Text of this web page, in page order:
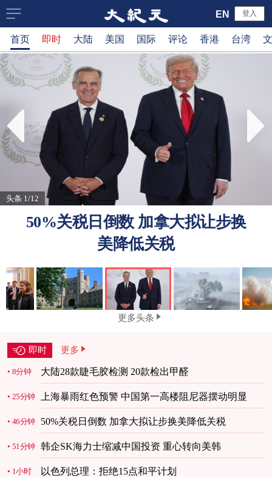
大
纪
元
新
闻
网
登入
EN
首页 即时 大陆 美国 国际 评论 香港 台湾
头条 1/12
50%关税日倒数 加拿大拟让步换
美降低关税
更多头条
即时 更多
8分钟 大陆28款睫毛胶检测 20款检出甲醛
25分钟 上海暴雨红色预警 中国第一高楼阻尼器摆动明显
46分钟 50%关税日倒数 加拿大拟让步换美降低关税
51分钟 韩企SK海力士缩减中国投资 重心转向美韩
1小时 以色列总理：拒绝15点和平计划